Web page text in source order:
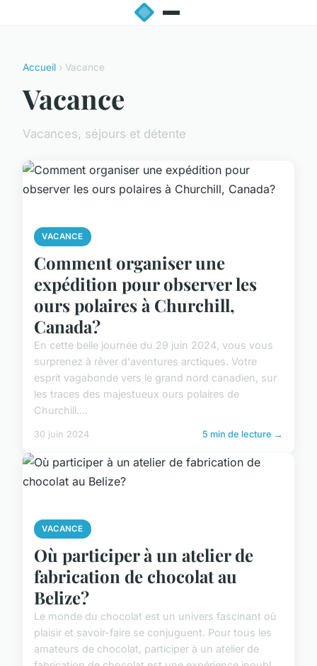
Accueil › Vacance
Vacance
Vacances, séjours et détente
VACANCE
Comment organiser une
expédition pour observer les
ours polaires à Churchill,
Canada?
En cette belle journée du 29 juin 2024, vous vous
surprenez à rêver d'aventures arctiques. Votre
esprit vagabonde vers le grand nord canadien, sur
les traces des majestueux ours polaires de
Churchill....
30 juin 2024 5 min de lecture →
VACANCE
Où participer à un atelier de
fabrication de chocolat au
Belize?
Le monde du chocolat est un univers fascinant où
plaisir et savoir-faire se conjuguent. Pour tous les
amateurs de chocolat, participer à un atelier de